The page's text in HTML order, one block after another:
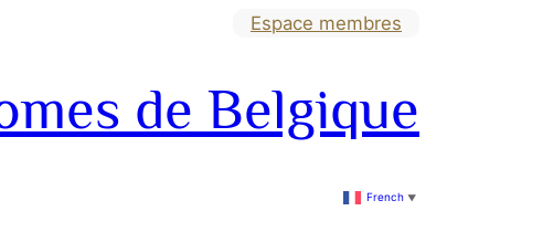
Espace membres
de Belgique
French ▼